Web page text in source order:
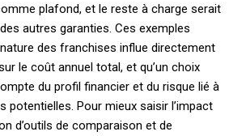
plafond, et le reste à charge serait
autres garanties. Ces exemples
des franchises influe directement
le coût annuel total, et qu’un choix
du profil financier et du risque lié à
potentielles. Pour mieux saisir l’impact
d’outils de comparaison et de